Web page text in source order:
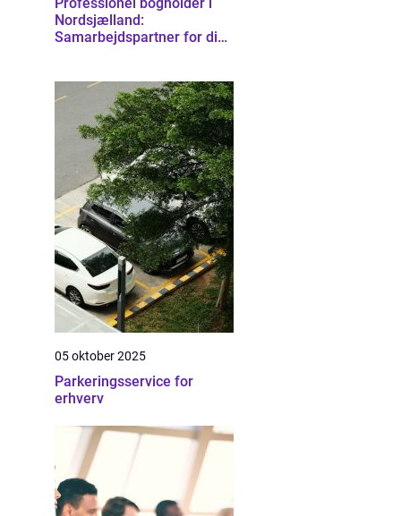
Nordsjælland:
Samarbejdspartner for din
05 oktober 2025
Parkeringsservice for
erhverv